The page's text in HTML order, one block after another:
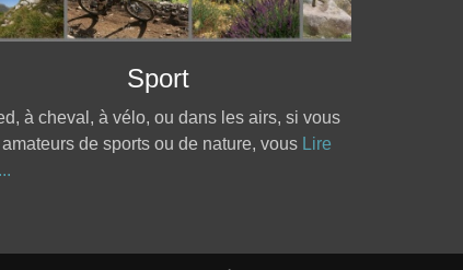
Sport
à cheval, à vélo, ou dans les airs, si vous
de sports ou de nature, vous Lire